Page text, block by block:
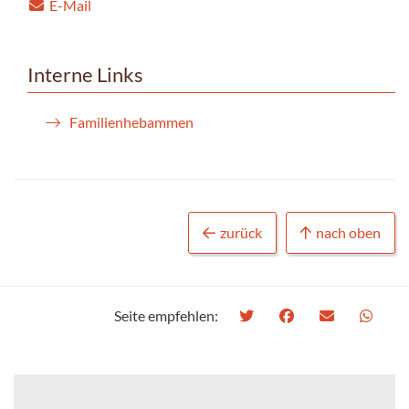
E-Mail
Interne Links
Familienhebammen
zurück nach oben
Seite empfehlen: